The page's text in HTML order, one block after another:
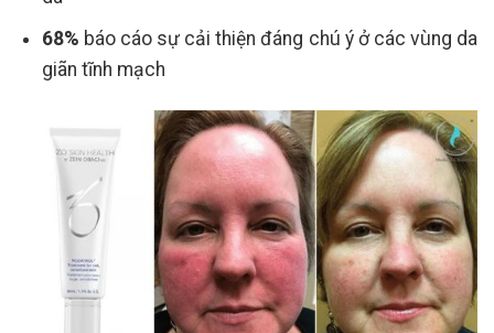
68% báo cáo sự cải thiện đáng chú ý ở các vùng da
giãn tĩnh mạch